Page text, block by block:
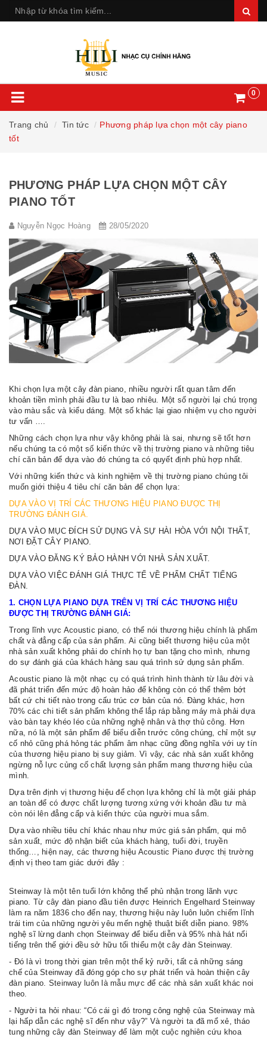
0
Trang chủ Tin tức
Phương pháp lựa chọn một cây piano
tốt
PHƯƠNG PHÁP LỰA CHỌN MỘT CÂY
PIANO TỐT
Nguyễn Ngọc Hoàng 28/05/2020
Khi chọn lựa một cây đàn piano, nhiều người rất quan tâm đến
khoản tiền mình phải đầu tư là bao nhiêu. Một số người lại chú trọng
vào màu sắc và kiểu dáng. Một số khác lại giao nhiệm vụ cho người
tư vấn ….
Những cách chọn lựa như vậy không phải là sai, nhưng sẽ tốt hơn
nếu chúng ta có một số kiến thức về thị trường piano và những tiêu
chí căn bản để dựa vào đó chúng ta có quyết định phù hợp nhất.
Với những kiến thức và kinh nghiệm về thị trường piano chúng tôi
muốn giới thiệu 4 tiêu chí căn bản để chọn lựa:
DỰA VÀO VỊ TRÍ CÁC THƯƠNG HIỆU PIANO ĐƯỢC THỊ
TRƯỜNG ĐÁNH GIÁ.
DỰA VÀO MỤC ĐÍCH SỬ DỤNG VÀ SỰ HÀI HÒA VỚI NỘI THẤT,
NƠI ĐẶT CÂY PIANO.
DỰA VÀO ĐĂNG KÝ BẢO HÀNH VỚI NHÀ SẢN XUẤT.
DỰA VÀO VIỆC ĐÁNH GIÁ THỰC TẾ VỀ PHẨM CHẤT TIẾNG
ĐÀN.
1. CHỌN LỰA PIANO DỰA TRÊN VỊ TRÍ CÁC THƯƠNG HIỆU
ĐƯỢC THỊ TRƯỜNG ĐÁNH GIÁ:
Trong lĩnh vực Acoustic piano, có thể nói thương hiệu chính là phẩm
chất và đẳng cấp của sản phẩm. Ai cũng biết thương hiệu của một
nhà sản xuất không phải do chính họ tự ban tặng cho mình, nhưng
do sự đánh giá của khách hàng sau quá trình sử dụng sản phẩm.
Acoustic piano là một nhạc cụ có quá trình hình thành từ lâu đời và
đã phát triển đến mức độ hoàn hảo để không còn có thể thêm bớt
bất cứ chi tiết nào trong cấu trúc cơ bản của nó. Đàng khác, hơn
70% các chi tiết sản phẩm không thể lắp ráp bằng máy mà phải dựa
vào bàn tay khéo léo của những nghệ nhân và thợ thủ công. Hơn
nữa, nó là một sản phẩm để biểu diễn trước công chúng, chỉ một sự
cố nhỏ cũng phá hỏng tác phẩm âm nhạc cũng đồng nghĩa với uy tín
của thương hiệu piano bị suy giảm. Vì vậy, các nhà sản xuất không
ngừng nỗ lực củng cố chất lượng sản phẩm mang thương hiệu của
mình.
Dựa trên định vị thương hiệu để chọn lựa không chỉ là một giải pháp
an toàn để có được chất lượng tương xứng với khoản đầu tư mà
còn nói lên đẳng cấp và kiến thức của người mua sắm.
Dựa vào nhiều tiêu chí khác nhau như mức giá sản phẩm, qui mô
sản xuất, mức độ nhận biết của khách hàng, tuổi đời, truyền
thống…, hiện nay, các thương hiệu Acoustic Piano được thị trường
định vị theo tam giác dưới đây :
Steinway là một tên tuổi lớn không thể phủ nhận trong lãnh vực
piano. Từ cây đàn piano đầu tiên được Heinrich Engelhard Steinway
làm ra năm 1836 cho đến nay, thương hiệu này luôn luôn chiếm lĩnh
trái tim của những người yêu mến nghệ thuật biểt diễn piano. 98%
nghệ sĩ lừng danh chọn Steinway để biểu diễn và 95% nhà hát nổi
tiếng trên thế giới đều sở hữu tối thiểu một cây đàn Steinway.
- Đó là vì trong thời gian trên một thế kỷ rưỡi, tất cả những sáng
chế của Steinway đã đóng góp cho sự phát triển và hoàn thiện cây
đàn piano. Steinway luôn là mẫu mực để các nhà sản xuất khác noi
theo.
- Người ta hỏi nhau: “Có cái gì đó trong công nghệ của Steinway mà
lại hấp dẫn các nghệ sĩ đến như vậy?” Và người ta đã mổ xẻ, tháo
tung những cây đàn Steinway để làm một cuộc nghiên cứu khoa